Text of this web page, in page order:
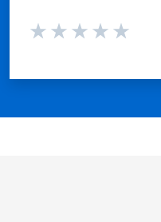
Valuta da 1 a 5 stelle la pagina